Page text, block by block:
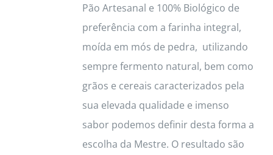
Pão Artesanal e 100% Biológico de
preferência com a farinha integral,
moída em mós de pedra, utilizando
sempre fermento natural, bem como
grãos e cereais caracterizados pela
sua elevada qualidade e imenso
sabor podemos definir desta forma a
escolha da Mestre. O resultado são